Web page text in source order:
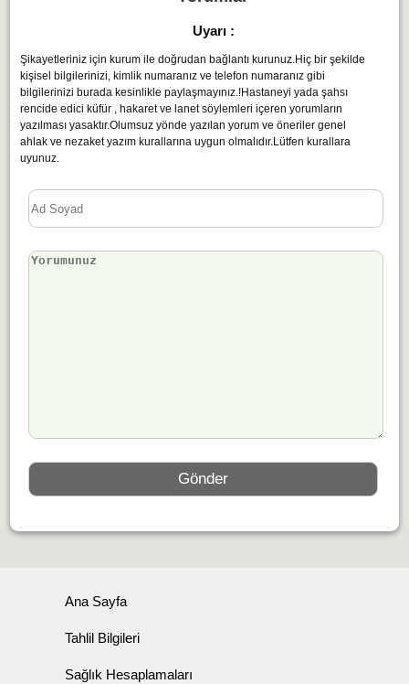
Uyarı :
Şikayetleriniz için kurum ile doğrudan bağlantı kurunuz.Hiç bir şekilde
kişisel bilgilerinizi, kimlik numaranız ve telefon numaranız gibi
bilgilerinizi burada kesinlikle paylaşmayınız.!Hastaneyi yada şahsı
rencide edici küfür , hakaret ve lanet söylemleri içeren yorumların
yazılması yasaktır.Olumsuz yönde yazılan yorum ve öneriler genel
ahlak ve nezaket yazım kurallarına uygun olmalıdır.Lütfen kurallara
uyunuz.
Ana Sayfa
Tahlil Bilgileri
Sağlık Hesaplamaları